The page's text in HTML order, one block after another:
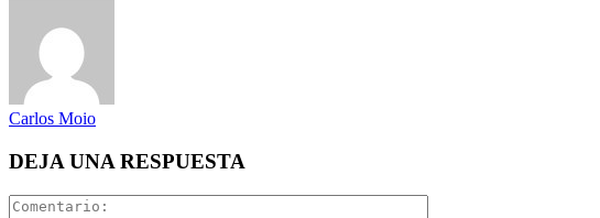
Carlos Moio
DEJA UNA RESPUESTA